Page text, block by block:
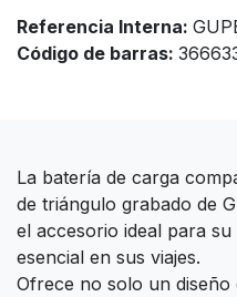
Referencia Interna:
Código de barras:
La batería de carga
de triángulo grabado de
el accesorio ideal para
esencial en sus viajes.
Ofrece no solo un